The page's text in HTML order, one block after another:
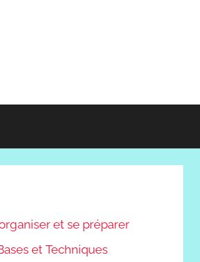
et se préparer
et Techniques